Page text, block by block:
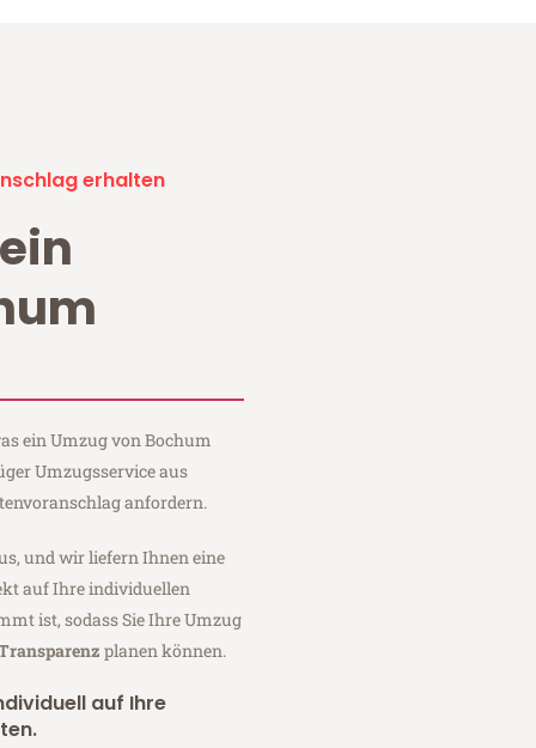
erhalten
ein Umzug von Bochum
Umzugsservice aus
anfordern.
und wir liefern Ihnen eine
auf Ihre individuellen
ist, sodass Sie Ihre Umzug
planen können.
auf Ihre